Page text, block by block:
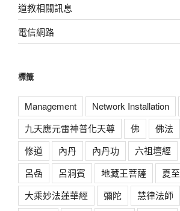
道教相關訊息
電信網路
標籤
Management Network Installation
九天應元雷神普化天尊
佛 佛法
修道
內丹 內丹功 六祖壇經
呂喦
呂洞賓 地藏王菩薩
夏至
大乘妙法蓮華經
彌陀 慧律法師